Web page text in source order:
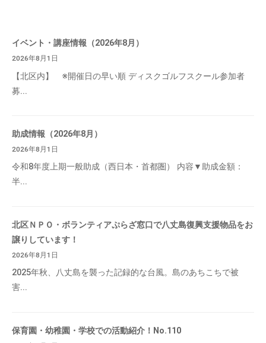
イベント・講座情報（2026年8月）
2026年8月1日
【北区内】 ※開催日の早い順 ディスクゴルフスクール参加者
募...
助成情報（2026年8月）
2026年8月1日
令和8年度上期一般助成（西日本・首都圏） 内容▼助成金額：
半...
北区ＮＰＯ・ボランティアぷらざ窓口で八丈島復興支援物品をお
譲りしています！
2026年8月1日
2025年秋、八丈島を襲った記録的な台風。島のあちこちで被
害...
保育園・幼稚園・学校での活動紹介！No.110